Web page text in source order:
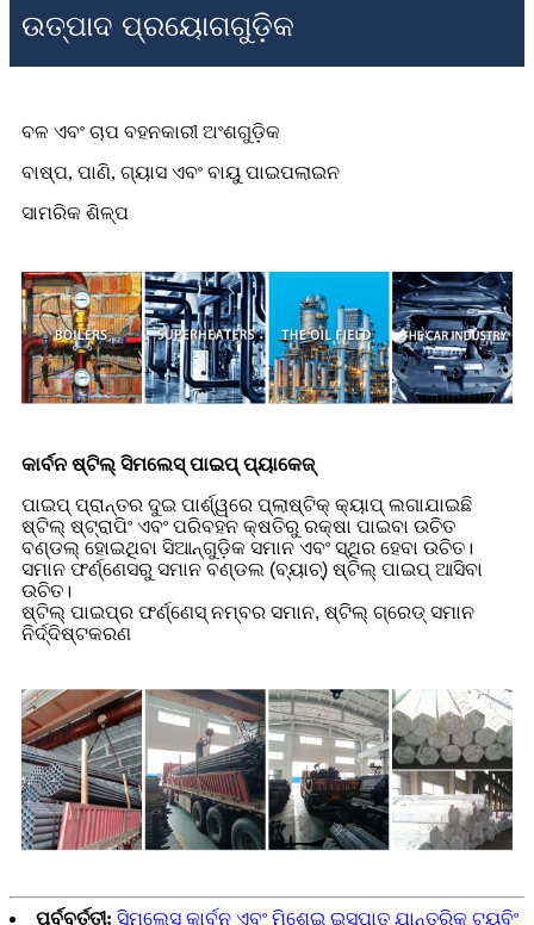
ଉତ୍ପାଦ ପ୍ରୟୋଗଗୁଡ଼ିକ
ବଳ ଏବଂ ଚାପ ବହନକାରୀ ଅଂଶଗୁଡ଼ିକ
ବାଷ୍ପ, ପାଣି, ଗ୍ୟାସ ଏବଂ ବାୟୁ ପାଇପଲାଇନ
ସାମରିକ ଶିଳ୍ପ
କାର୍ବନ ଷ୍ଟିଲ୍ ସିମଲେସ୍ ପାଇପ୍ ପ୍ୟାକେଜ୍
ପାଇପ୍ ପ୍ରାନ୍ତର ଦୁଇ ପାର୍ଶ୍ୱରେ ପ୍ଲାଷ୍ଟିକ୍ କ୍ୟାପ୍ ଲଗାଯାଇଛି
ଷ୍ଟିଲ୍ ଷ୍ଟ୍ରାପିଂ ଏବଂ ପରିବହନ କ୍ଷତିରୁ ରକ୍ଷା ପାଇବା ଉଚିତ
ବଣ୍ଡଲ୍ ହୋଇଥିବା ସିଆନ୍‌ଗୁଡ଼ିକ ସମାନ ଏବଂ ସ୍ଥିର ହେବା ଉଚିତ।
ସମାନ ଫର୍ଣ୍ଣେସରୁ ସମାନ ବଣ୍ଡଲ (ବ୍ୟାଚ୍) ଷ୍ଟିଲ୍ ପାଇପ୍ ଆସିବା
ଉଚିତ।
ଷ୍ଟିଲ୍ ପାଇପ୍‌ର ଫର୍ଣ୍ଣେସ୍ ନମ୍ବର ସମାନ, ଷ୍ଟିଲ୍ ଗ୍ରେଡ୍ ସମାନ
ନିର୍ଦ୍ଦିଷ୍ଟକରଣ
ପୂର୍ବବର୍ତ୍ତୀ: ସିମଲେସ୍ କାର୍ବନ ଏବଂ ମିଶେଇ ଇସ୍ପାତ୍ ଯାନ୍ତ୍ରିକ ଟ୍ୟୁବିଂ